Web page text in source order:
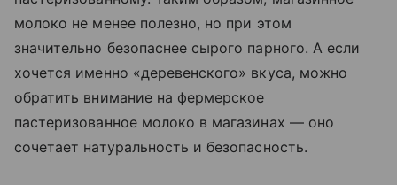
молоко не менее полезно, но при этом
значительно безопаснее сырого парного. А если
хочется именно «деревенского» вкуса, можно
обратить внимание на фермерское
пастеризованное молоко в магазинах — оно
сочетает натуральность и безопасность.